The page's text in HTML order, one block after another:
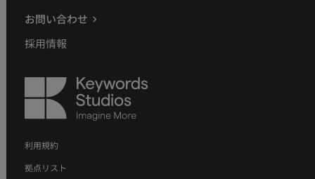
お問い合わせ
採用情報
Keywords
Studios
利用規約
拠点リスト